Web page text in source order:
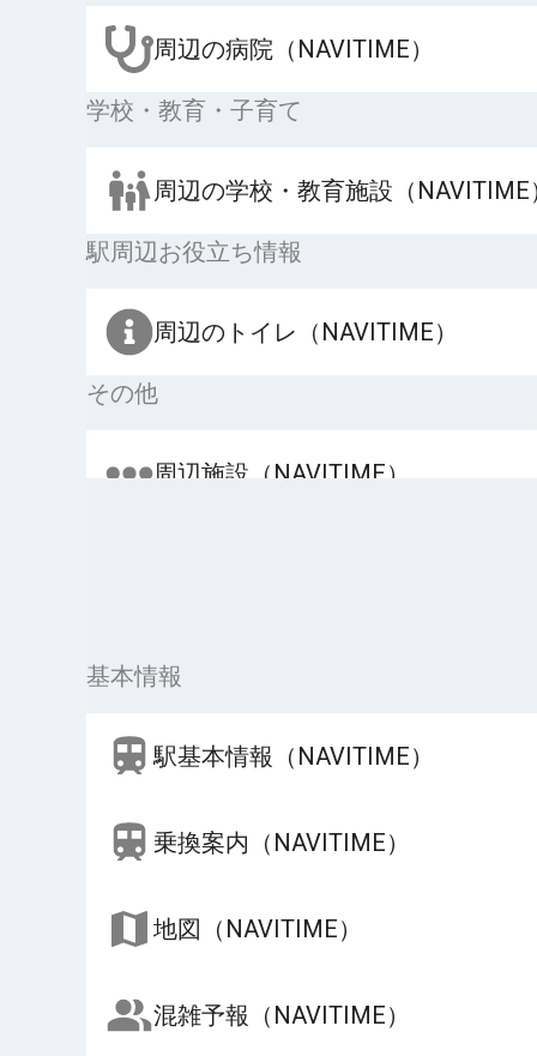
周辺の病院（NAVITIME）
学校・教育・子育て
周辺の学校・教育施設（NAVITIME
駅周辺お役立ち情報
周辺のトイレ（NAVITIME）
その他
周辺施設（NAVITIME）
基本情報
駅基本情報（NAVITIME）
乗換案内（NAVITIME）
地図（NAVITIME）
混雑予報（NAVITIME）